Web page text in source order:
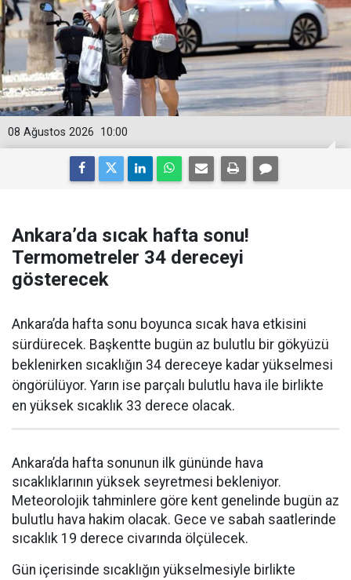
10:00
08 Ağustos 2026
Ankara’da sıcak hafta sonu!
Termometreler 34 dereceyi
gösterecek
Ankara’da hafta sonu boyunca sıcak hava etkisini
sürdürecek. Başkentte bugün az bulutlu bir gökyüzü
beklenirken sıcaklığın 34 dereceye kadar yükselmesi
öngörülüyor. Yarın ise parçalı bulutlu hava ile birlikte
en yüksek sıcaklık 33 derece olacak.
Ankara’da hafta sonunun ilk gününde hava
sıcaklıklarının yüksek seyretmesi bekleniyor.
Meteorolojik tahminlere göre kent genelinde bugün az
bulutlu hava hakim olacak. Gece ve sabah saatlerinde
sıcaklık 19 derece civarında ölçülecek.
Gün içerisinde sıcaklığın yükselmesiyle birlikte